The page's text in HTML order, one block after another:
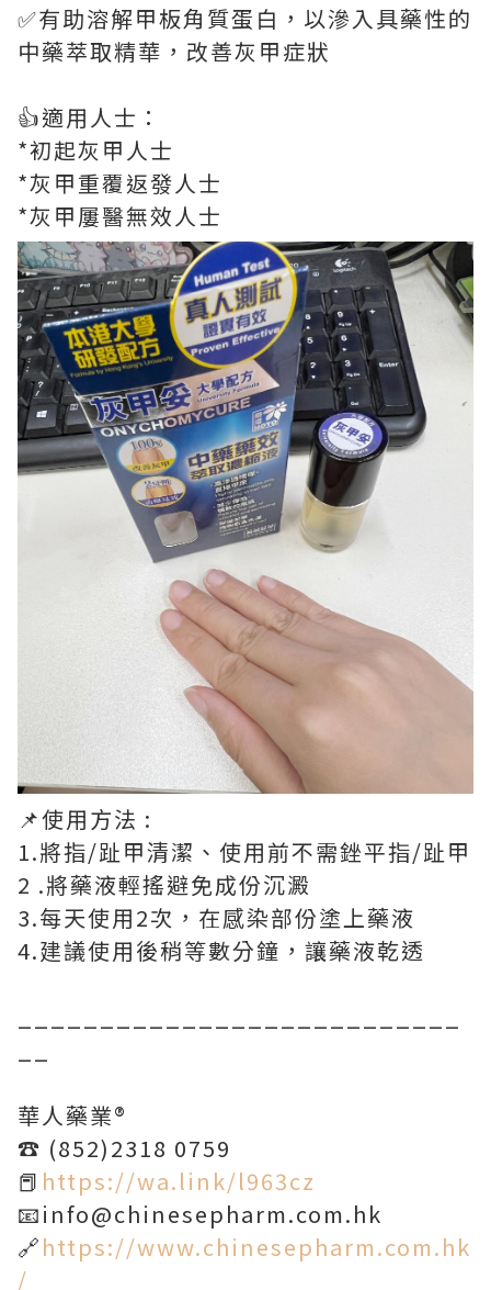
✅有助溶解甲板角質蛋白，以滲入具藥性的
中藥萃取精華，改善灰甲症狀
👍適用人士：
*初起灰甲人士
*灰甲重覆返發人士
*灰甲屢醫無效人士
📌使用方法 :
1.將指/趾甲清潔、使用前不需銼平指/趾甲
2 .將藥液輕搖避免成份沉澱
3.每天使用2次，在感染部份塗上藥液
4.建議使用後稍等數分鐘，讓藥液乾透
華人藥業®️
☎️ (852)2318 0759
📕 https://wa.link/l963cz
📧info@chinesepharm.com.hk
🔗https://www.chinesepharm.com.hk
/